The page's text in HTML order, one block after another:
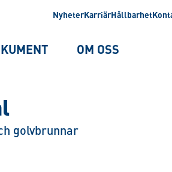
NyheterKarriärHållbarhet
OM OSS
golvbrunnar